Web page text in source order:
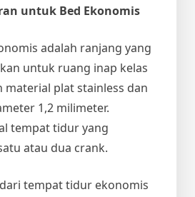
untuk Bed Ekonomis
adalah ranjang yang
untuk ruang inap kelas
material plat stainless dan
1,2 milimeter.
tempat tidur yang
atau dua crank.
tempat tidur ekonomis